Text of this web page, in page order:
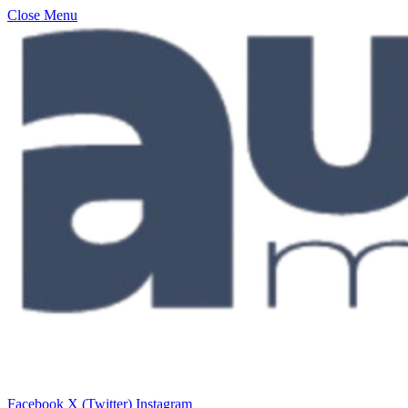
Close Menu
Facebook X (Twitter) Instagram